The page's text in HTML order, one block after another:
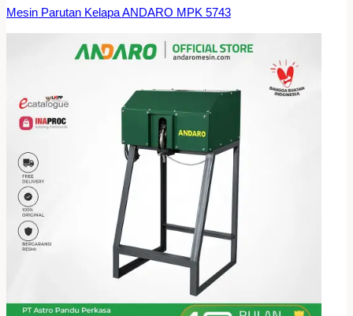
Mesin Parutan Kelapa ANDARO MPK 5743